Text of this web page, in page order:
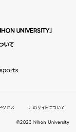
UNIVERSITY」
いて
クセス このサイトについて
©2023 Nihon University